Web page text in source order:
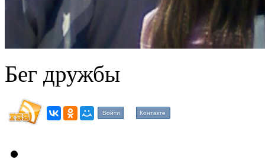
Бег дружбы
Войти Контакте